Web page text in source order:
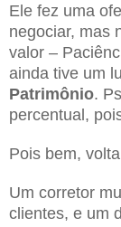
Ele fez uma
negociar, mas
valor –
ainda tive um
Patrimônio.
percentual,
Pois bem,
Um corretor
clientes, e um